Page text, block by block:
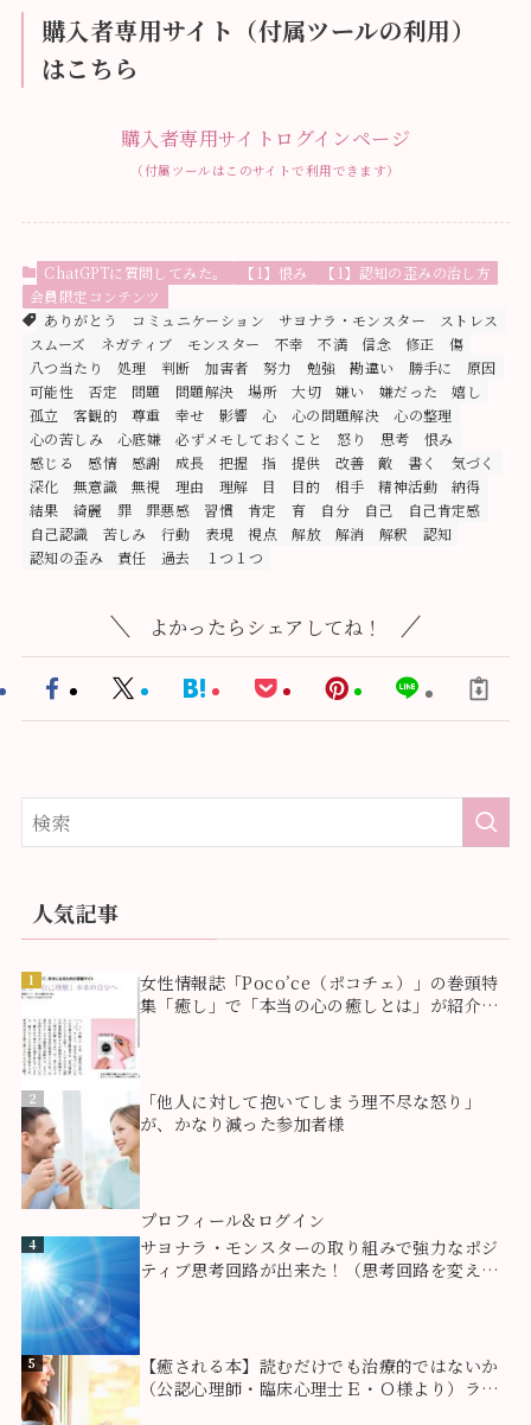
購入者専用サイト（付属ツールの利用）
はこちら
購入者専用サイトログインページ
（付属ツールはこのサイトで利用できます）
ChatGPTに質問してみた。 【1】恨み
【1】認知の歪みの治し方
会員限定コンテンツ
ありがとう
コミュニケーション サヨナラ・モンスター
ストレス
スムーズ
ネガティブ モンスター 不幸 不満 信念 修正
傷
八つ当たり
処理 判断 加害者 努力 勉強 勘違い 勝手に
原因
可能性
否定 問題 問題解決 場所 大切 嫌い 嫌だった
嬉し
孤立
客観的 尊重 幸せ 影響 心 心の問題解決
心の整理
心の苦しみ
心底嫌 必ずメモしておくこと 怒り 思考
恨み
感じる
感情 感謝 成長 把握 指 提供 改善 敵 書く
気づく
深化
無意識 無視 理由 理解 目 目的 相手 精神活動
納得
結果
綺麗 罪 罪悪感 習慣 肯定 育 自分 自己
自己肯定感
自己認識
苦しみ 行動 表現 視点 解放 解消 解釈
認知
認知の歪み
責任 過去 １つ１つ
よかったらシェアしてね！
人気記事
1
女性情報誌「Poco’ce（ポコチェ）」の巻頭特
集「癒し」で「本当の心の癒しとは」が紹介さ
2
「他人に対して抱いてしまう理不尽な怒り」
が、かなり減った参加者様
プロフィール&ログイン
4
サヨナラ・モンスターの取り組みで強力なポジ
ティブ思考回路が出来た！（思考回路を変える
5
【癒される本】読むだけでも治療的ではないか
（公認心理師・臨床心理士Ｅ・Ｏ様より）ライ
ティングセラピー